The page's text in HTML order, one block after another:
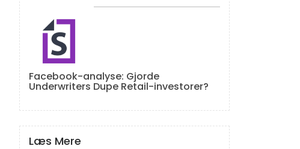
Facebook-analyse: Gjorde
Underwriters Dupe Retail-investorer?
Læs Mere